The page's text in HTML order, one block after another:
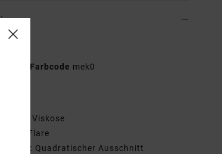
Farbcode mek0
aus Viskose
and-Flare
Quadratischer Ausschnitt